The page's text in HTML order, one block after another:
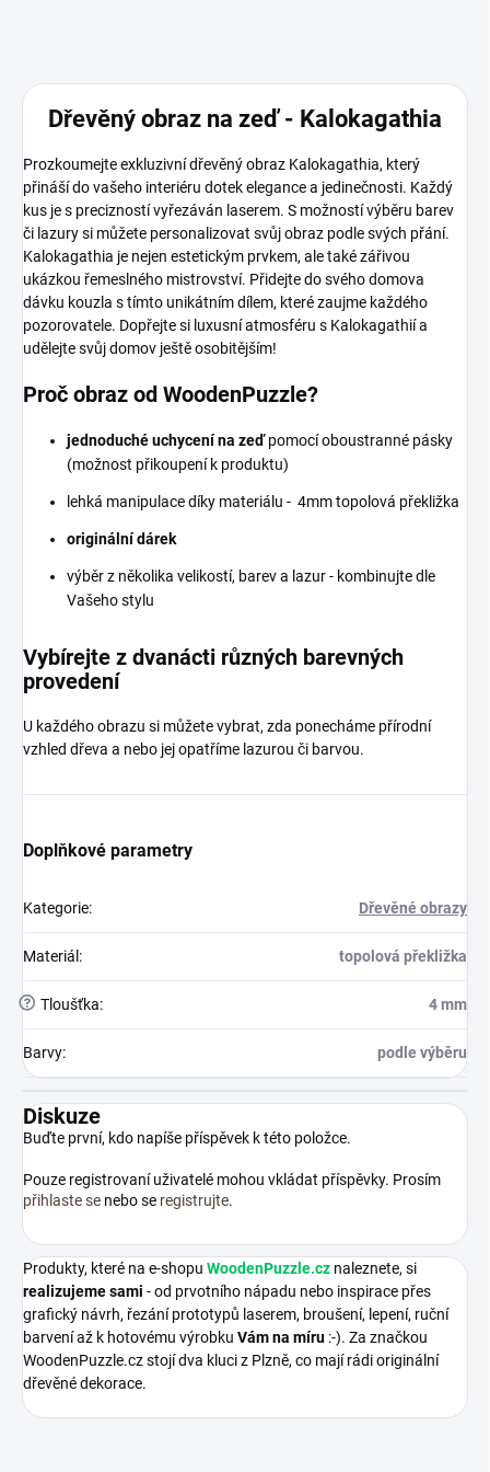
Dřevěný obraz na zeď - Kalokagathia
Prozkoumejte exkluzivní dřevěný obraz Kalokagathia, který
přináší do vašeho interiéru dotek elegance a jedinečnosti. Každý
kus je s precizností vyřezáván laserem. S možností výběru barev
či lazury si můžete personalizovat svůj obraz podle svých přání.
Kalokagathia je nejen estetickým prvkem, ale také zářivou
ukázkou řemeslného mistrovství. Přidejte do svého domova
dávku kouzla s tímto unikátním dílem, které zaujme každého
pozorovatele. Dopřejte si luxusní atmosféru s Kalokagathií a
udělejte svůj domov ještě osobitějším!
Proč obraz od WoodenPuzzle?
jednoduché uchycení na zeďpomocí oboustranné pásky
(možnost přikoupení k produktu)
lehká manipulace díky materiálu - 4mm topolová překližka
originální dárek
výběr z několika velikostí, barev a lazur - kombinujte dle
Vašeho stylu
Vybírejte z dvanácti různých barevných
provedení
U každého obrazu si můžete vybrat, zda ponecháme přírodní
vzhled dřeva a nebo jej opatříme lazurou či barvou.
Doplňkové parametry
Kategorie: Dřevěné obrazy
Materiál : topolová překližka
? Tloušťka: 4 mm
Barvy: podle výběru
Diskuze
Buďte první, kdo napíše příspěvek k této položce.
Pouze registrovaní uživatelé mohou vkládat příspěvky. Prosím
přihlaste se nebo se registrujte.
Produkty, které na e-shopu WoodenPuzzle.cz naleznete, si
realizujeme sami - od prvotního nápadu nebo inspirace přes
grafický návrh, řezání prototypů laserem, broušení, lepení, ruční
barvení až k hotovému výrobku Vám na míru :-). Za značkou
WoodenPuzzle.cz stojí dva kluci z Plzně, co mají rádi originální
dřevěné dekorace.